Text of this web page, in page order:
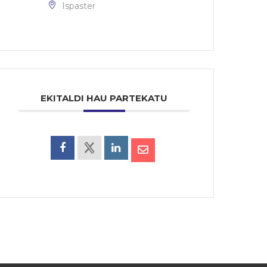
Ispaster
EKITALDI HAU PARTEKATU